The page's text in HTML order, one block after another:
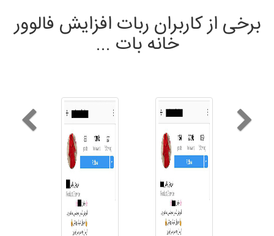
برخی از کاربران ربات افزایش فالوور
خانه بات ...